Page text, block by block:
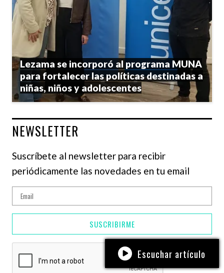
Lezama se incorporó al programa MUNA
para fortalecer las políticas destinadas a
niñas, niños y adolescentes
NEWSLETTER
Suscríbete al newsletter para recibir
periódicamente las novedades en tu email
SUSCRIBIRME
Escuchar artículo